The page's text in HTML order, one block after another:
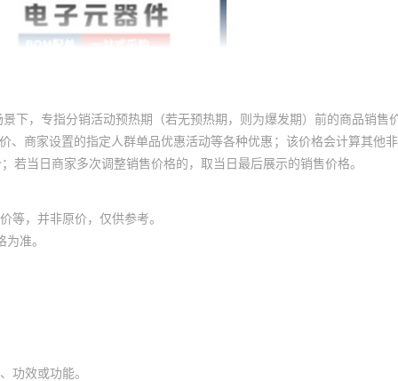
下，专指分销活动预热期（若无预热期，则为爆发期）前的商品销售
商家设置的指定人群单品优惠活动等各种优惠；该价格会计算其他
当日商家多次调整销售价格的，取当日最后展示的销售价格。
等，并非原价，仅供参考。
准。
功效或功能。